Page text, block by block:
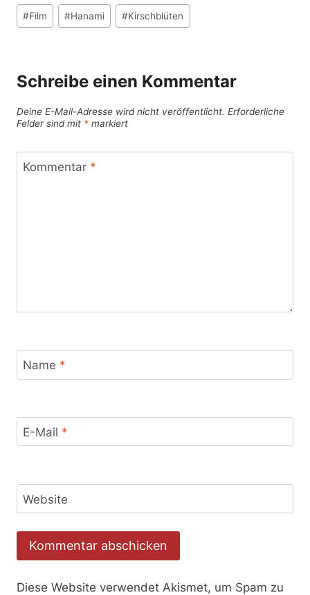
Schlagworte:
#Film #Hanami #Kirschblüten
Schreibe einen Kommentar
Deine E-Mail-Adresse wird nicht veröffentlicht. Erforderliche
Felder sind mit * markiert
Kommentar *
Name *
E-Mail *
Website
Diese Website verwendet Akismet, um Spam zu